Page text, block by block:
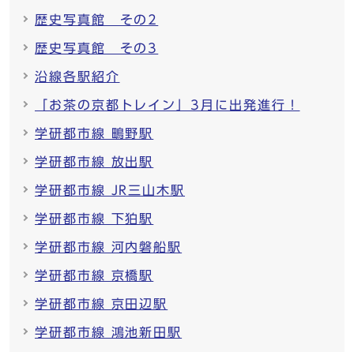
歴史写真館 その2
歴史写真館 その3
沿線各駅紹介
「お茶の京都トレイン」3月に出発進行！
学研都市線 鴫野駅
学研都市線 放出駅
学研都市線 JR三山木駅
学研都市線 下狛駅
学研都市線 河内磐船駅
学研都市線 京橋駅
学研都市線 京田辺駅
学研都市線 鴻池新田駅